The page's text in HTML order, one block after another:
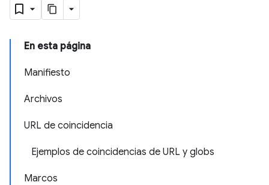
En esta página
Manifiesto
Archivos
URL de coincidencia
Ejemplos de coincidencias de URL y globs
Marcos